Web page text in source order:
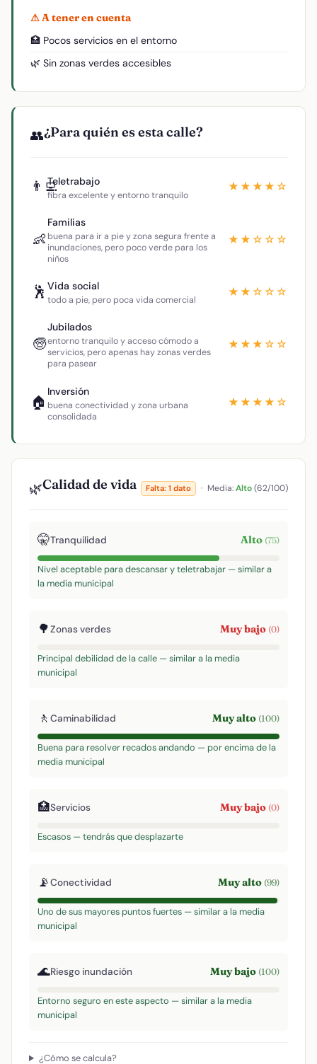
⚠ A tener en cuenta
🏥 Pocos servicios en el entorno
🌿 Sin zonas verdes accesibles
👥¿Para quién es esta calle?
👨‍💻Teletrabajo
fibra excelente y entorno tranquilo
★★★★☆
👶
Familias
buena para ir a pie y zona segura frente a
inundaciones, pero poco verde para los
niños
★★☆☆☆
🕺 Vida social
todo a pie, pero poca vida comercial
★★☆☆☆
🧓
Jubilados
entorno tranquilo y acceso cómodo a
servicios, pero apenas hay zonas verdes
para pasear
★★★☆☆
🏠
Inversión
buena conectividad y zona urbana
consolidada
★★★★☆
🌿Calidad de vida Falta: 1 dato · Media:Alto(62/100)
🤫Tranquilidad Alto (75)
Nivel aceptable para descansar y teletrabajar — similar a
la media municipal
🌳Zonas verdes Muy bajo (0)
Principal debilidad de la calle — similar a la media
municipal
🚶 Caminabilidad Muy alto (100)
Buena para resolver recados andando — por encima de la
media municipal
🏥Servicios Muy bajo (0)
Escasos — tendrás que desplazarte
📡Conectividad Muy alto (99)
Uno de sus mayores puntos fuertes — similar a la media
municipal
🌊Riesgo inundación Muy bajo (100)
Entorno seguro en este aspecto — similar a la media
municipal
¿Cómo se calcula?